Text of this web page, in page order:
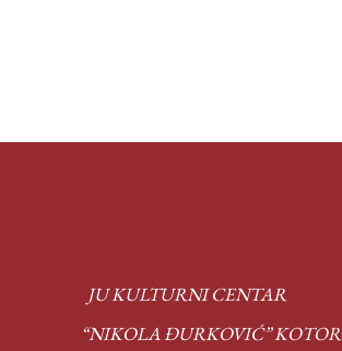
JU KULTURNI CENTAR
“NIKOLA ĐURKOVIĆ” KOTOR